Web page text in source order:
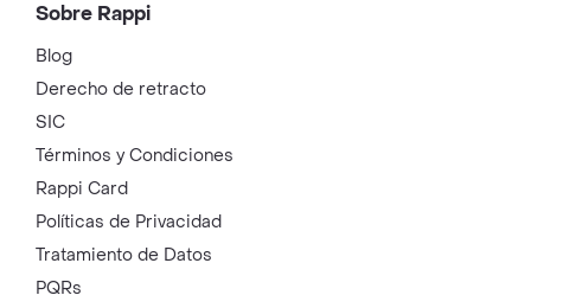
Sobre Rappi
Blog
Derecho de retracto
SIC
Términos y Condiciones
Rappi Card
Políticas de Privacidad
Tratamiento de Datos
PQRs